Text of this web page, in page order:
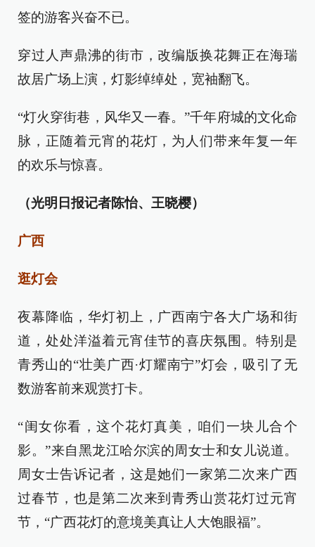
签的游客兴奋不已。
穿过人声鼎沸的街市，改编版换花舞正在海瑞
故居广场上演，灯影绰绰处，宽袖翻飞。
“灯火穿街巷，风华又一春。”千年府城的文化命
脉，正随着元宵的花灯，为人们带来年复一年
的欢乐与惊喜。
（光明日报记者陈怡、王晓樱）
广西
逛灯会
夜幕降临，华灯初上，广西南宁各大广场和街
道，处处洋溢着元宵佳节的喜庆氛围。特别是
青秀山的“壮美广西·灯耀南宁”灯会，吸引了无
数游客前来观赏打卡。
“闺女你看，这个花灯真美，咱们一块儿合个
影。”来自黑龙江哈尔滨的周女士和女儿说道。
周女士告诉记者，这是她们一家第二次来广西
过春节，也是第二次来到青秀山赏花灯过元宵
节，“广西花灯的意境美真让人大饱眼福”。